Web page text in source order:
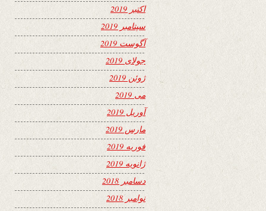
اکتبر 2019
سپتامبر 2019
آگوست 2019
جولای 2019
ژوئن 2019
می 2019
آوریل 2019
مارس 2019
فوریه 2019
ژانویه 2019
دسامبر 2018
نوامبر 2018